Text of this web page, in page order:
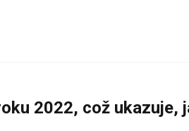
2022, což ukazuje,